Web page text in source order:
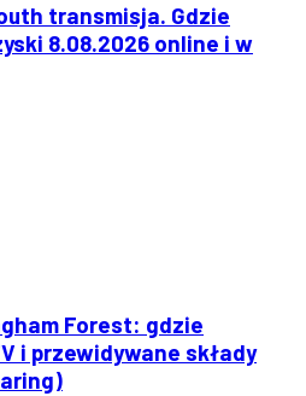
transmisja. Gdzie
8.08.2026 online i w
Forest: gdzie
i przewidywane składy